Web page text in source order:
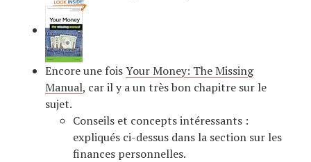
Encore une foisYour Money: The Missing
Manual, car il y a un très bon chapitre sur le
sujet.
Conseils et concepts intéressants :
expliqués ci-dessus dans la section sur les
finances personnelles.